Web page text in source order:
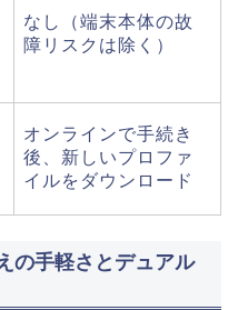
なし（端末本体の故
障リスクは除く）
オンラインで手続き
後、新しいプロファ
イルをダウンロード
の手軽さとデュアル